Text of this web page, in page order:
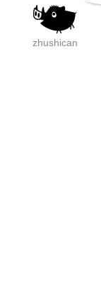
zhushican